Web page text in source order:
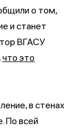
о том,
и станет
ВГАСУ
что это
в стенах
По всей